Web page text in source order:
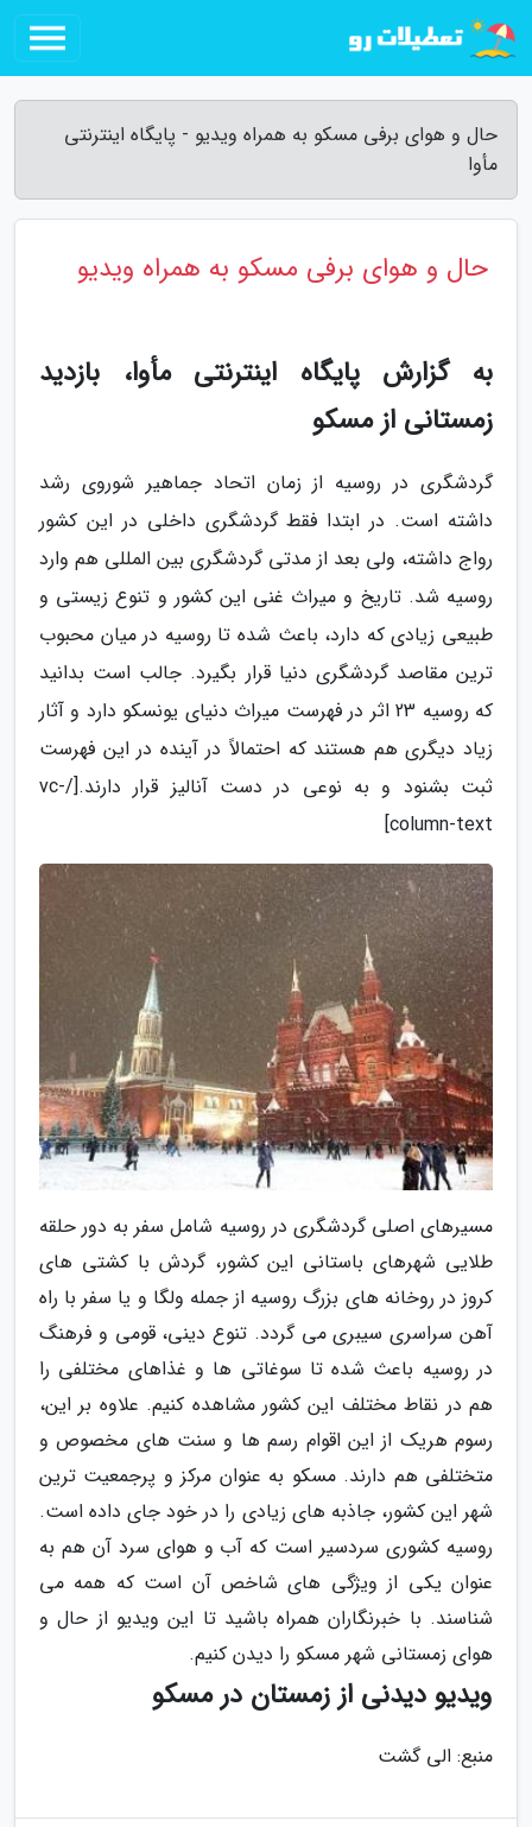
حال و هوای برفی مسکو به همراه ویدیو - پایگاه اینترنتی
مأوا
حال و هوای برفی مسکو به همراه ویدیو
به گزارش پایگاه اینترنتی مأوا، بازدید
زمستانی از مسکو
گردشگری در روسیه از زمان اتحاد جماهیر شوروی رشد
داشته است. در ابتدا فقط گردشگری داخلی در این کشور
رواج داشته، ولی بعد از مدتی گردشگری بین المللی هم وارد
روسیه شد. تاریخ و میراث غنی این کشور و تنوع زیستی و
طبیعی زیادی که دارد، باعث شده تا روسیه در میان محبوب
ترین مقاصد گردشگری دنیا قرار بگیرد. جالب است بدانید
که روسیه 23 اثر در فهرست میراث دنیای یونسکو دارد و آثار
زیاد دیگری هم هستند که احتمالاً در آینده در این فهرست
ثبت بشنود و به نوعی در دست آنالیز قرار دارند.[/vc-
column-text]
مسیرهای اصلی گردشگری در روسیه شامل سفر به دور حلقه
طلایی شهرهای باستانی این کشور، گردش با کشتی های
کروز در روخانه های بزرگ روسیه از جمله ولگا و یا سفر با راه
آهن سراسری سیبری می گردد. تنوع دینی، قومی و فرهنگ
در روسیه باعث شده تا سوغاتی ها و غذاهای مختلفی را
هم در نقاط مختلف این کشور مشاهده کنیم. علاوه بر این،
رسوم هریک از این اقوام رسم ها و سنت های مخصوص و
متختلفی هم دارند. مسکو به عنوان مرکز و پرجمعیت ترین
شهر این کشور، جاذبه های زیادی را در خود جای داده است.
روسیه کشوری سردسیر است که آب و هوای سرد آن هم به
عنوان یکی از ویژگی های شاخص آن است که همه می
شناسند. با خبرنگاران همراه باشید تا این ویدیو از حال و
هوای زمستانی شهر مسکو را دیدن کنیم.
ویدیو دیدنی از زمستان در مسکو
منبع: الی گشت